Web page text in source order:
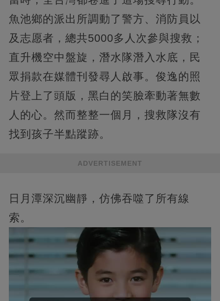
魚池鄉的派出所調動了警方、消防員以
及志愿者，總共5000多人次參與搜救；
直升機空中盤旋，潛水隊潛入水底，民
眾捐款在媒體刊發尋人啟事。俊逸的照
片登上了頭版，黑白的笑臉牽動著無數
人的心。然而整整一個月，搜救隊沒有
找到孩子半點蹤跡。
ADVERTISEMENT
日月潭深沉幽靜，仿佛吞噬了所有線
索。